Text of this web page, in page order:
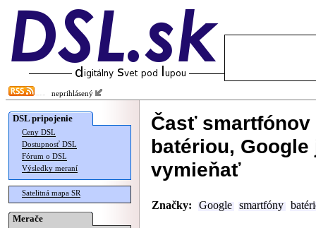
neprihlásený
DSL pripojenie
Ceny DSL
Dostupnosť DSL
Fórum o DSL
Výsledky meraní
Satelitná mapa SR
Merače
Časť
batériou,
vymieňať
Značky: Google smartfóny